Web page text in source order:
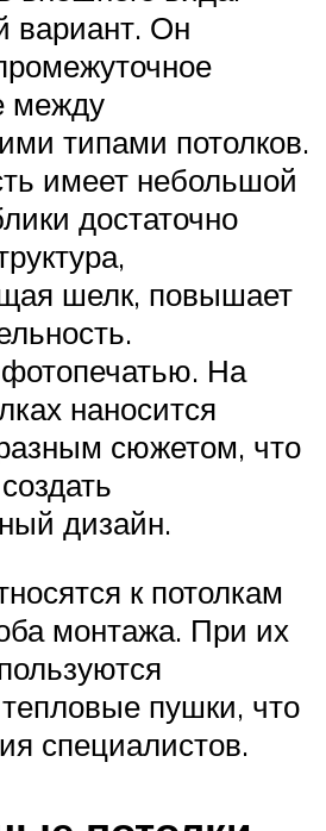
вариант. Он
между
типами потолков.
имеет небольшой
достаточно
шелк, повышает
На
наносится
сюжетом, что
дизайн.
к потолкам
монтажа. При их
пушки, что
специалистов.